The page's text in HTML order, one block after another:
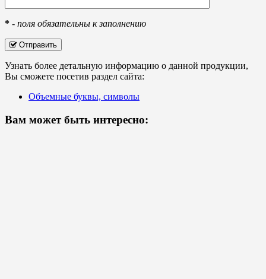
* - поля обязательны к заполнению
Отправить
Узнать более детальную информацию о данной продукции,
Вы сможете посетив раздел сайта:
Объемные буквы, символы
Вам может быть интересно: